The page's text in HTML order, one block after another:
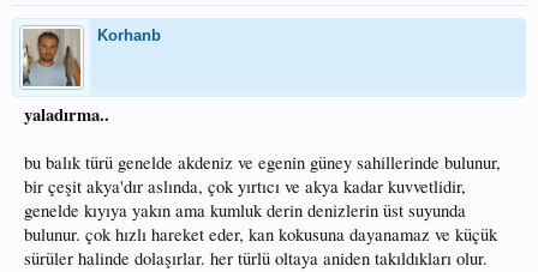
Korhanb
yaladırma..
bu balık türü genelde akdeniz ve egenin güney sahillerinde bulunur,
bir çeşit akya'dır aslında, çok yırtıcı ve akya kadar kuvvetlidir,
genelde kıyıya yakın ama kumluk derin denizlerin üst suyunda
bulunur. çok hızlı hareket eder, kan kokusuna dayanamaz ve küçük
sürüler halinde dolaşırlar. her türlü oltaya aniden takıldıkları olur.